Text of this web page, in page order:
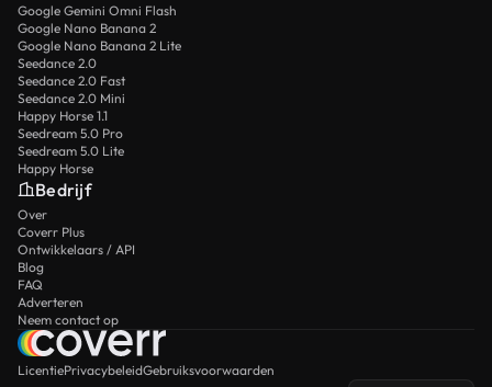
Google Gemini Omni Flash
Google Nano Banana 2
Google Nano Banana 2 Lite
Seedance 2.0
Seedance 2.0 Fast
Seedance 2.0 Mini
Happy Horse 1.1
Seedream 5.0 Pro
Seedream 5.0 Lite
Happy Horse
Bedrijf
Over
Coverr Plus
Ontwikkelaars / API
Blog
FAQ
Adverteren
Neem contact op
LicentiePrivacybeleidGebruiksvoorwaarden